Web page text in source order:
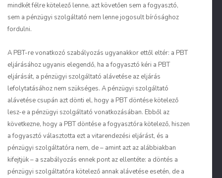
mindkét félre kötelező lenne, azt követően sem a fogyasztó,
sem a pénzügyi szolgáltató nem lenne jogosult bírósághoz
fordulni.
A PBT-re vonatkozó szabályozás ugyanakkor ettől eltér: a PBT
eljárásához ugyanis elegendő, ha a fogyasztó kéri a PBT
eljárását, a pénzügyi szolgáltató alávetése az eljárás
lefolytatásához nem szükséges. A pénzügyi szolgáltató
alávetése csupán azt dönti el, hogy a PBT döntése kötelező
lesz-e a pénzügyi szolgáltató vonatkozásában. Ebből az
következne, hogy a PBT döntése a fogyasztóra kötelező, hiszen
a fogyasztó választotta ezt a vitarendezési eljárást, és a
pénzügyi szolgáltatóra nem, de – amint azt az alábbiakban
kifejtjük – a szabályozás ennek pont az ellentéte: a döntés a
pénzügyi szolgáltatóra kötelező annak alávetése esetén, de a